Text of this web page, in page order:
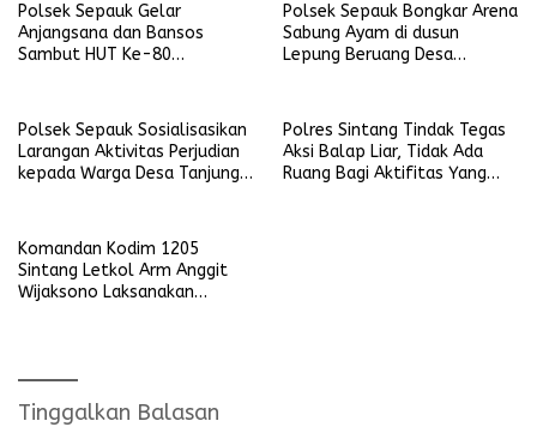
Polsek Sepauk Gelar
Anjangsana dan Bansos
Sambut HUT Ke-80
Polsek Sepauk Bongkar Arena
Sabung Ayam di dusun
Lepung Beruang Desa
Polsek Sepauk Sosialisasikan
Larangan Aktivitas Perjudian
kepada Warga Desa Tanjung
Polres Sintang Tindak Tegas
Aksi Balap Liar, Tidak Ada
Ruang Bagi Aktifitas Yang
Komandan Kodim 1205
Sintang Letkol Arm Anggit
Wijaksono Laksanakan
Tinggalkan Balasan